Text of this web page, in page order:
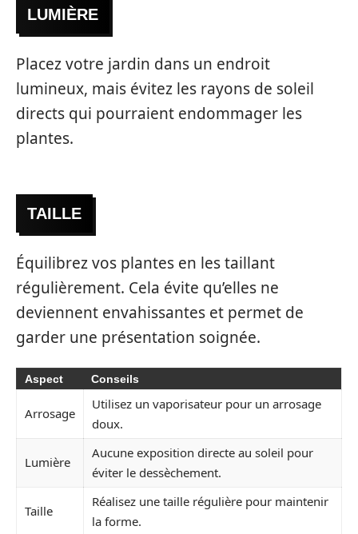
LUMIÈRE
Placez votre jardin dans un endroit
lumineux, mais évitez les rayons de soleil
directs qui pourraient endommager les
plantes.
TAILLE
Équilibrez vos plantes en les taillant
régulièrement. Cela évite qu’elles ne
deviennent envahissantes et permet de
garder une présentation soignée.
Aspect Conseils
Arrosage
Utilisez un vaporisateur pour un arrosage
doux.
Lumière
Aucune exposition directe au soleil pour
éviter le dessèchement.
Taille
Réalisez une taille régulière pour maintenir
la forme.